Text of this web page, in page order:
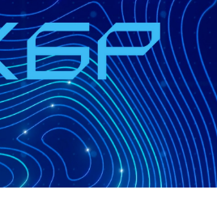
63 1,1K